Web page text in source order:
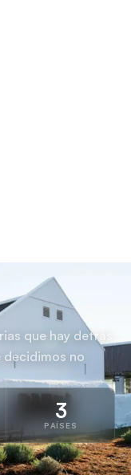
que hay detrás
decidimos no
3
PAÍSES